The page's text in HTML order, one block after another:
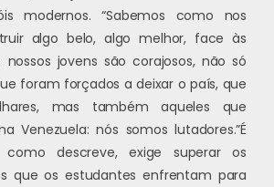
modernos. “Sabemos como nos
algo belo, algo melhor, face às
nossos jovens são corajosos, não só
foram forçados a deixar o país, que
mas também aqueles que
Venezuela: nós somos lutadores.”É
descreve, exige superar os
que os estudantes enfrentam para